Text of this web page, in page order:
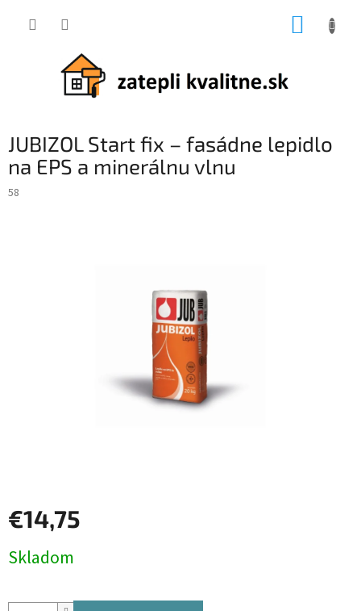
JUBIZOL Start fix – fasádne lepidlo
na EPS a minerálnu vlnu
58
€14,75
cena:
Skladom